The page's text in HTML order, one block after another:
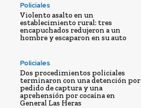
Policiales
Violento asalto en un
establecimiento rural: tres
encapuchados redujeron a un
hombre y escaparon en su auto
Policiales
Dos procedimientos policiales
terminaron con una detención por
pedido de captura y una
aprehensión por cocaína en
General Las Heras